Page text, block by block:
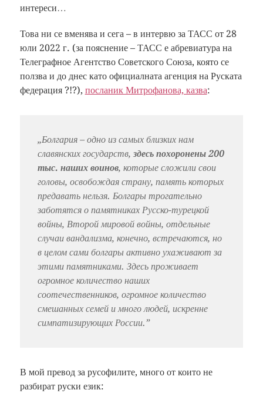
интереси…
Това ни се вменява и сега – в интервю за ТАСС от 28
юли 2022 г. (за пояснение – ТАСС е абревиатура на
Телеграфное Агентство Советского Союза, която се
ползва и до днес като официалната агенция на Руската
федерация ?!?), посланик Митрофанова, казва:
„Болгария – одно из самых близких нам
славянских государств, здесь похоронены 200
тыс. наших воинов, которые сложили свои
головы, освобождая страну, память которых
предавать нельзя. Болгары трогательно
заботятся о памятниках Русско-турецкой
войны, Второй мировой войны, отдельные
случаи вандализма, конечно, встречаются, но
в целом сами болгары активно ухаживают за
этими памятниками. Здесь проживает
огромное количество наших
соотечественников, огромное количество
смешанных семей и много людей, искренне
симпатизирующих России.”
В мой превод за русофилите, много от които не
разбират руски език: